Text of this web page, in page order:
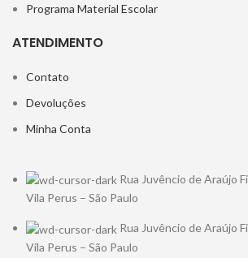
Programa Material Escolar
ATENDIMENTO
Contato
Devoluções
Minha Conta
Rua Juvêncio de Araújo
Vila Perus – São Paulo
Rua Juvêncio de Araújo
Vila Perus – São Paulo